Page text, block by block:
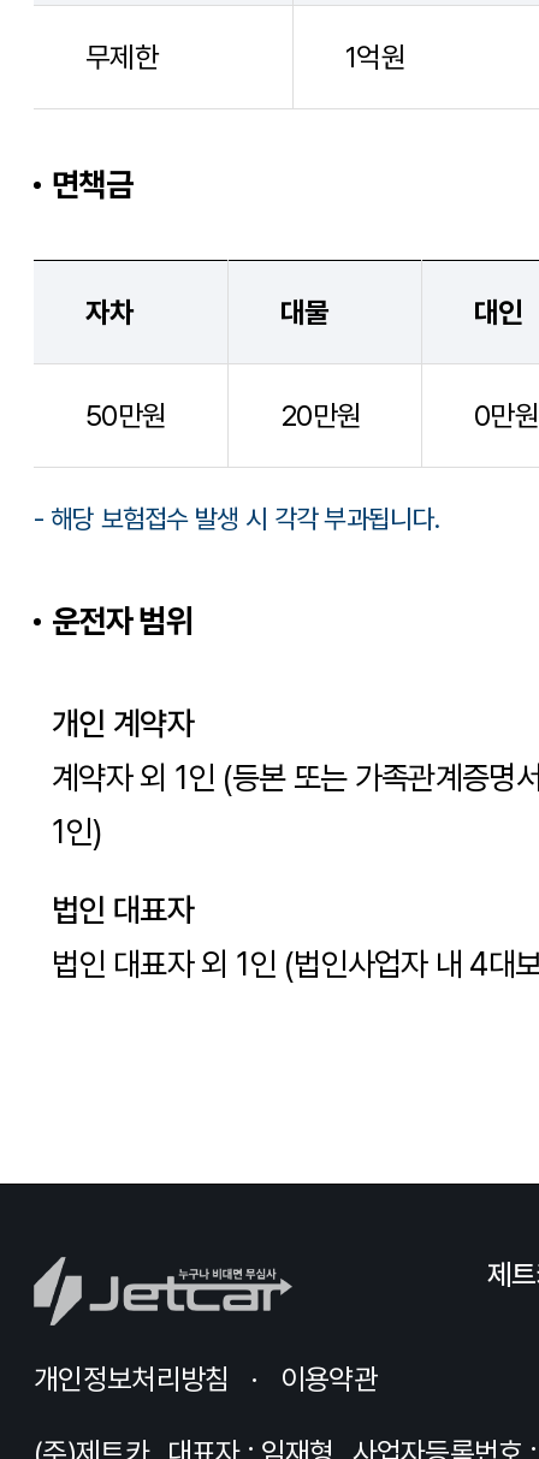
무제한 1억원
면책금
자차 대물 대인
50만원 20만원 0만원
- 해당 보험접수 발생 시 각각 부과됩니다.
운전자 범위
개인 계약자
계약자 외 1인 (등본 또는 가족관계증명
1인)
법인 대표자
법인 대표자 외 1인 (법인사업자 내 4대
제
개인정보처리방침 이용약관